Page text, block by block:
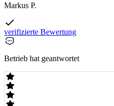
Markus P.
verifizierte Bewertung
Betrieb hat geantwortet